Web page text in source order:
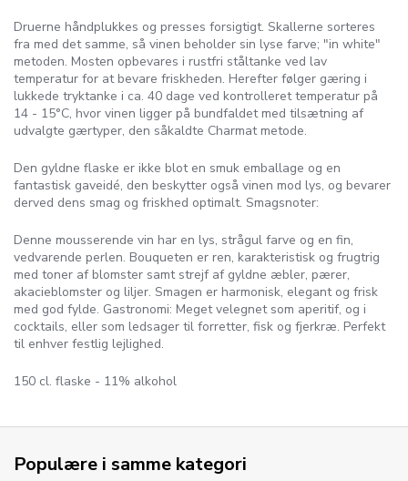
Druerne håndplukkes og presses forsigtigt. Skallerne sorteres
fra med det samme, så vinen beholder sin lyse farve; "in white"
metoden. Mosten opbevares i rustfri ståltanke ved lav
temperatur for at bevare friskheden. Herefter følger gæring i
lukkede tryktanke i ca. 40 dage ved kontrolleret temperatur på
14 - 15°C, hvor vinen ligger på bundfaldet med tilsætning af
udvalgte gærtyper, den såkaldte Charmat metode.
Den gyldne flaske er ikke blot en smuk emballage og en
fantastisk gaveidé, den beskytter også vinen mod lys, og bevarer
derved dens smag og friskhed optimalt. Smagsnoter:
Denne mousserende vin har en lys, strågul farve og en fin,
vedvarende perlen. Bouqueten er ren, karakteristisk og frugtrig
med toner af blomster samt strejf af gyldne æbler, pærer,
akacieblomster og liljer. Smagen er harmonisk, elegant og frisk
med god fylde. Gastronomi: Meget velegnet som aperitif, og i
cocktails, eller som ledsager til forretter, fisk og fjerkræ. Perfekt
til enhver festlig lejlighed.
150 cl. flaske - 11% alkohol
Populære i samme kategori